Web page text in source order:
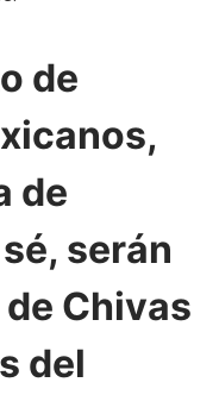
de
de
serán
Chivas
del